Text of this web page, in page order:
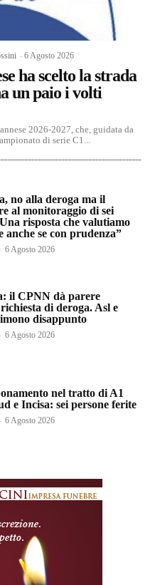
-6 Agosto 2026
ha scelto la strada
un paio i volti
2026-2027, che, guidata da
di serie C1...
no alla deroga ma il
al monitoraggio di sei
risposta che valutiamo
anche se con prudenza”
6 Agosto 2026
il CPNN dà parere
di deroga. Asl e
disappunto
6 Agosto 2026
nel tratto di A1
e Incisa: sei persone ferite
6 Agosto 2026